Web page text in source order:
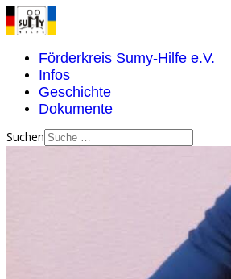
Förderkreis Sumy-Hilfe e.V.
Infos
Geschichte
Dokumente
Suchen